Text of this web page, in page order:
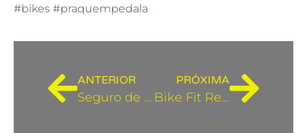
#bikes #praquempedala
ANTERIOR
Seguro de Bike | Vamos Falar de #028
PRÓXIMA
Bike Fit Resolve Mesmo | Vamos Falar de #030